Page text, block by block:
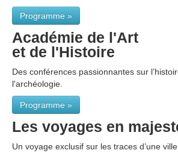
Programme »
Académie de l'Art
et de l'Histoire
Des conférences passionnantes sur
l'archéologie.
Programme »
Les voyages en
Un voyage exclusif sur les traces d’une